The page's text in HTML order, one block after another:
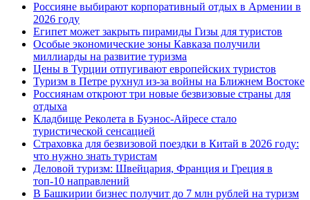
Россияне выбирают корпоративный отдых в Армении в
2026 году
Египет может закрыть пирамиды Гизы для туристов
Особые экономические зоны Кавказа получили
миллиарды на развитие туризма
Цены в Турции отпугивают европейских туристов
Туризм в Петре рухнул из-за войны на Ближнем Востоке
Россиянам откроют три новые безвизовые страны для
отдыха
Кладбище Реколета в Буэнос-Айресе стало
туристической сенсацией
Страховка для безвизовой поездки в Китай в 2026 году:
что нужно знать туристам
Деловой туризм: Швейцария, Франция и Греция в
топ-10 направлений
В Башкирии бизнес получит до 7 млн рублей на туризм